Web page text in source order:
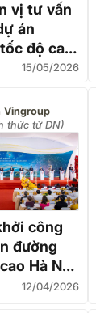
vị tư vấn
án
độ cao
15/05/2026
Vingroup
thức từ DN)
công
đường
Hà Nội
12/04/2026